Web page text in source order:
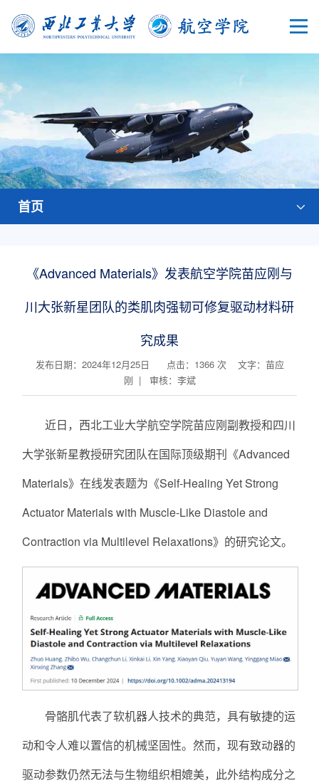
首页
《Advanced Materials》发表航空学院苗应刚与
川大张新星团队的类肌肉强韧可修复驱动材料研
究成果
发布日期：2024年12月25日 点击： 1366 次 文字：苗应
刚 | 审核：李斌
近日，西北工业大学航空学院苗应刚副教授和四川
大学张新星教授研究团队在国际顶级期刊《Advanced
Materials》在线发表题为《Self-Healing Yet Strong
Actuator Materials with Muscle-Like Diastole and
Contraction via Multilevel Relaxations》的研究论文。
骨骼肌代表了软机器人技术的典范，具有敏捷的运
动和令人难以置信的机械坚固性。然而，现有致动器的
驱动参数仍然无法与生物组织相媲美，此外结构成分之